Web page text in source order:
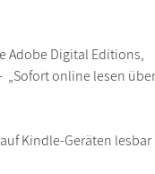
Adobe Digital Editions,
„Sofort online lesen
Kindle-Geräten lesbar